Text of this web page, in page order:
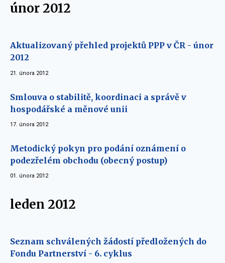
únor 2012
Aktualizovaný přehled projektů PPP v ČR - únor
2012
21. února 2012
Smlouva o stabilitě, koordinaci a správě v
hospodářské a měnové unii
17. února 2012
Metodický pokyn pro podání oznámení o
podezřelém obchodu (obecný postup)
01. února 2012
leden 2012
Seznam schválených žádostí předložených do
Fondu Partnerství - 6. cyklus